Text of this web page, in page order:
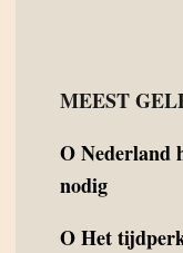
MEEST
ONederland
nodig
OHet